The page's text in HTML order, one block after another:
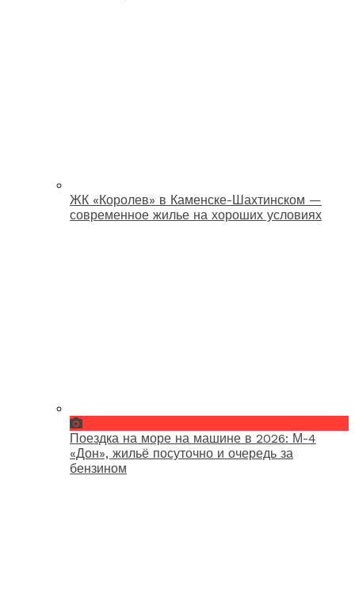
ЖК «Королев» в Каменске-Шахтинском —
современное жилье на хороших условиях
Поездка на море на машине в 2026: М-4
«Дон», жильё посуточно и очередь за
бензином